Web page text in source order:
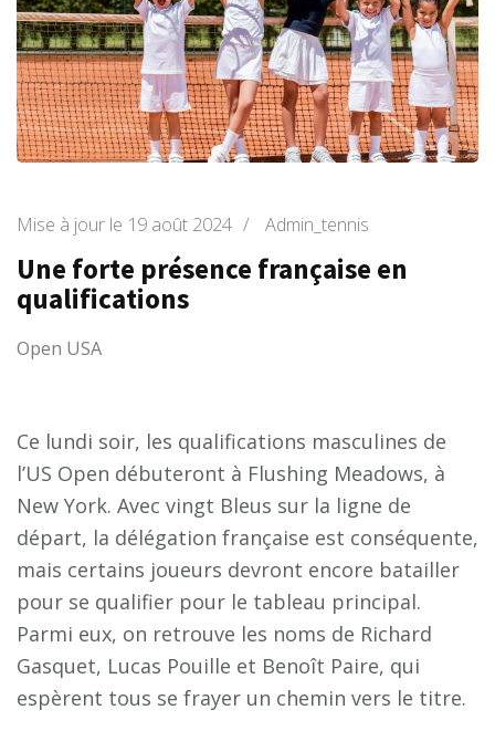
Mise à jour le 19 août 2024 / Admin_tennis
Une forte présence française en
qualifications
Open USA
Ce lundi soir, les qualifications masculines de
l’US Open débuteront à Flushing Meadows, à
New York. Avec vingt Bleus sur la ligne de
départ, la délégation française est conséquente,
mais certains joueurs devront encore batailler
pour se qualifier pour le tableau principal.
Parmi eux, on retrouve les noms de Richard
Gasquet, Lucas Pouille et Benoît Paire, qui
espèrent tous se frayer un chemin vers le titre.